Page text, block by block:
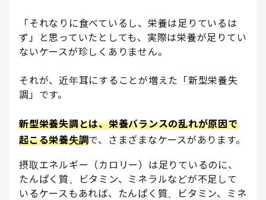
「それなりに食べているし、栄養は足りているは
ず」と思っていたとしても、実際は栄養が足りてい
ないケースが珍しくありません。
それが、近年耳にすることが増えた「新型栄養失
調」です。
新型栄養失調とは、栄養バランスの乱れが原因で
起こる栄養失調で、さまざまなケースがあります。
摂取エネルギー（カロリー）は足りているのに、
たんぱく質、ビタミン、ミネラルなどが不足して
いるケースもあれば、たんぱく質、ビタミン、ミネ